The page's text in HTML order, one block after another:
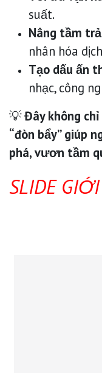
suất.
Nâng tầm
nhân hóa
Tạo dấu ấn
nhạc, công
💡Đây không
“đòn bẩy” giúp
phá, vươn tầm
SLIDE